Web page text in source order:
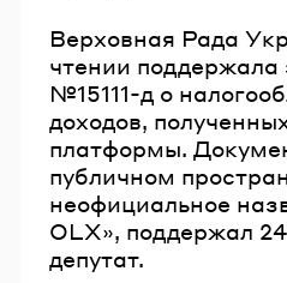
Верховная Рада
чтении поддержала
№15111-д о
доходов,
платформы.
публичном
неофициальное
OLX», поддержал
депутат.